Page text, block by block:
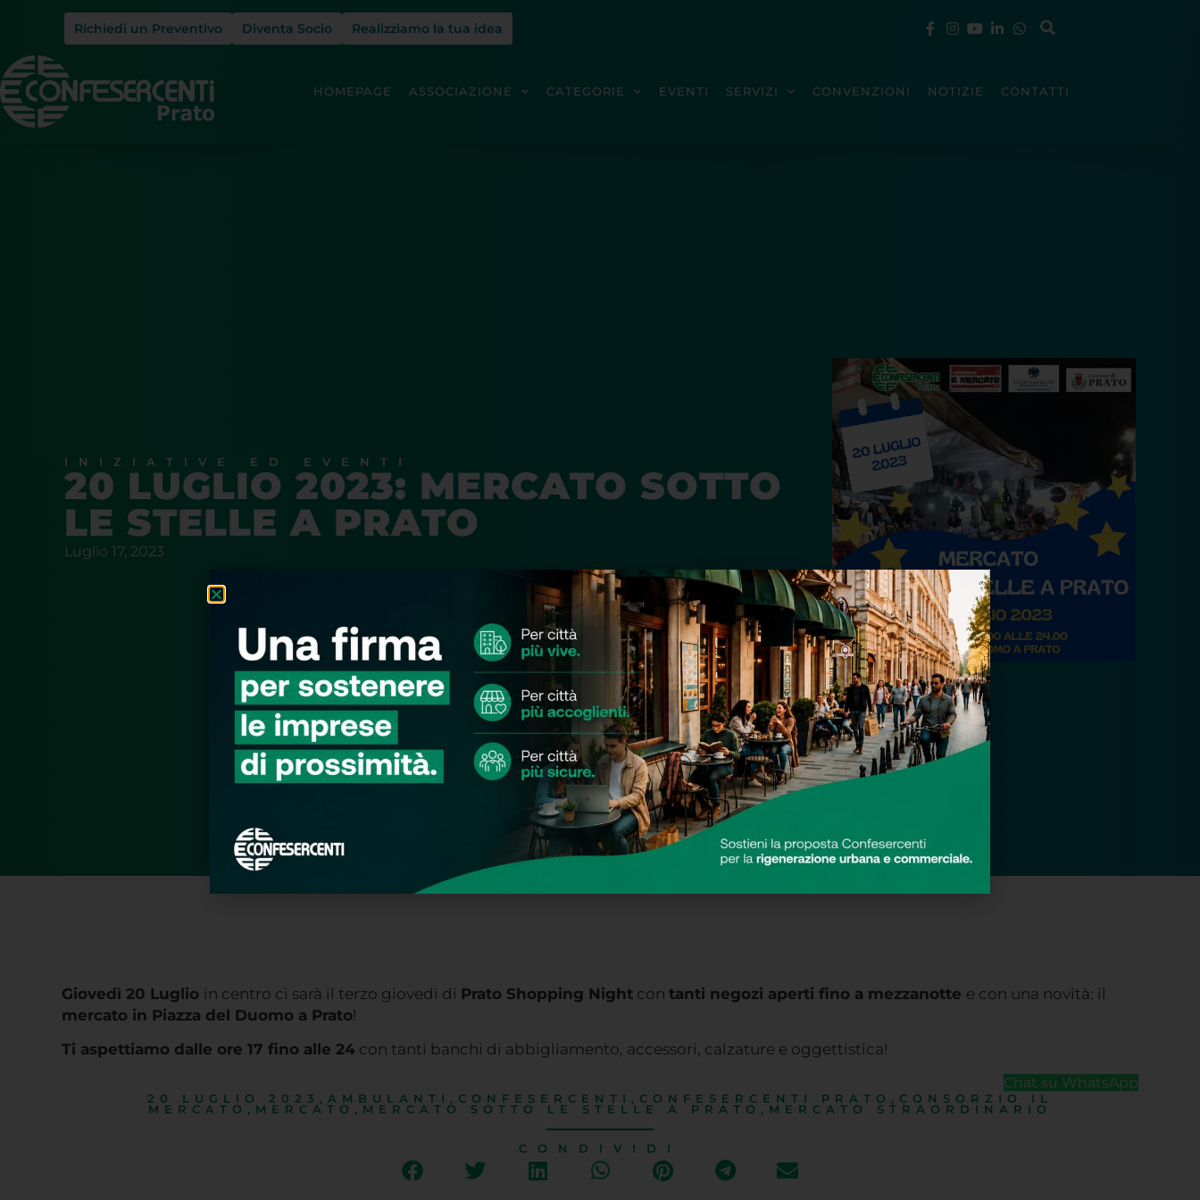
Richiedi un Preventivo Diventa Socio Realizziamo la tua idea
HOMEPAGE ASSOCIAZIONE CATEGORIE EVENTI SERVIZI CONVENZIONI NOTIZIE CONTATTI
INIZIATIVE ED EVENTI
20 LUGLIO 2023: MERCATO SOTTO
LE STELLE A PRATO
Luglio 17, 2023
Giovedì 20 Luglio in centro ci sarà il terzo giovedì di Prato Shopping Night con tanti negozi aperti fino a mezzanotte e con una novità: il
mercato in Piazza del Duomo a Prato!
Ti aspettiamo dalle ore 17 fino alle 24 con tanti banchi di abbigliamento, accessori, calzature e oggettistica!
Chat su WhatsApp
20 LUGLIO 2023 , AMBULANTI , CONFESERCENTI , CONFESERCENTI PRATO , CONSORZIO IL
MERCATO , MERCATO , MERCATO SOTTO LE STELLE A PRATO , MERCATO STRAORDINARIO
CONDIVIDI